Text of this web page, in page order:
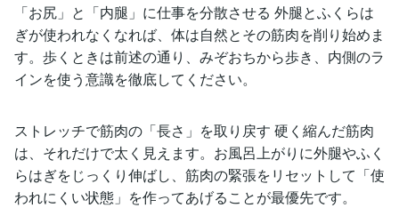
「お尻」と「内腿」に仕事を分散させる 外腿とふくらは
ぎが使われなくなれば、体は自然とその筋肉を削り始めま
す。歩くときは前述の通り、みぞおちから歩き、内側のラ
インを使う意識を徹底してください。
ストレッチで筋肉の「長さ」を取り戻す 硬く縮んだ筋肉
は、それだけで太く見えます。お風呂上がりに外腿やふく
らはぎをじっくり伸ばし、筋肉の緊張をリセットして「使
われにくい状態」を作ってあげることが最優先です。